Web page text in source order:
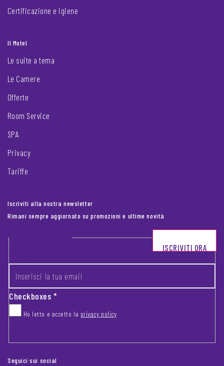
Certificazione e igiene
Il Motel
Le suite a tema
Le Camere
Offerte
Room Service
SPA
Privacy
Tariffe
Iscriviti alla nostra newsletter
Rimani sempre aggiornato su promozioni e ultime novità
Footer newsletter
Checkboxes*
Ho letto e accetto la privacy policy
ISCRIVITI ORA
Seguici sui social